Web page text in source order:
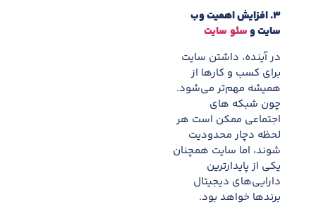
۳. افزایش اهمیت وب
سایت وسئو سایت
در آینده، داشتن سایت
برای کسب و کارها از
همیشه مهم‌تر می‌شود.
چون شبکه های
اجتماعی ممکن است هر
لحظه دچار محدودیت
شوند، اما سایت همچنان
یکی از پایدارترین
دارایی‌های دیجیتال
برندها خواهد بود.